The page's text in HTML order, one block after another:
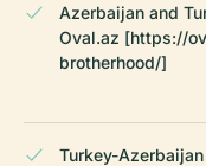
Azerbaijan and
Oval.az [https://
brotherhood/]
Turkey-